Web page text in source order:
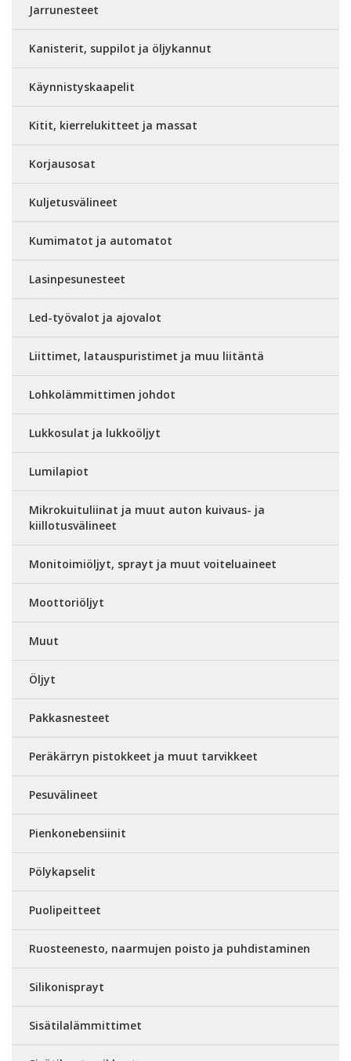
Jarrunesteet
Kanisterit, suppilot ja öljykannut
Käynnistyskaapelit
Kitit, kierrelukitteet ja massat
Korjausosat
Kuljetusvälineet
Kumimatot ja automatot
Lasinpesunesteet
Led-työvalot ja ajovalot
Liittimet, latauspuristimet ja muu liitäntä
Lohkolämmittimen johdot
Lukkosulat ja lukkoöljyt
Lumilapiot
Mikrokuituliinat ja muut auton kuivaus- ja
kiillotusvälineet
Monitoimiöljyt, sprayt ja muut voiteluaineet
Moottoriöljyt
Muut
Öljyt
Pakkasnesteet
Peräkärryn pistokkeet ja muut tarvikkeet
Pesuvälineet
Pienkonebensiinit
Pölykapselit
Puolipeitteet
Ruosteenesto, naarmujen poisto ja puhdistaminen
Silikonisprayt
Sisätilalämmittimet